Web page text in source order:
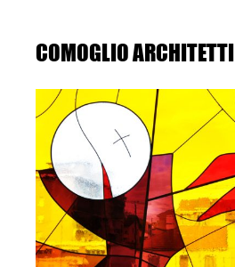
contentCOMOGLIO ARCHITETTI